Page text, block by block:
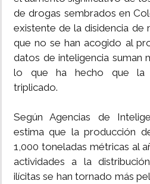
de drogas sembrados en
existente de la disidencia de
que no se han acogido al
datos de inteligencia suman
lo que ha hecho que la
triplicado.
Según Agencias de
estima que la producción
1,000 toneladas métricas al
actividades a la
ilícitas se han tornado más